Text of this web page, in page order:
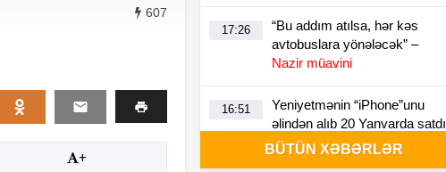
607
+
17:26
“Bu addım atılsa, hər kəs
avtobuslara yönələcək” –
Nazir müavini
16:51
Yeniyetmənin “iPhone”unu
əlindən alıb 20 Yanvarda satdı
–Video
BÜTÜN XƏBƏRLƏR